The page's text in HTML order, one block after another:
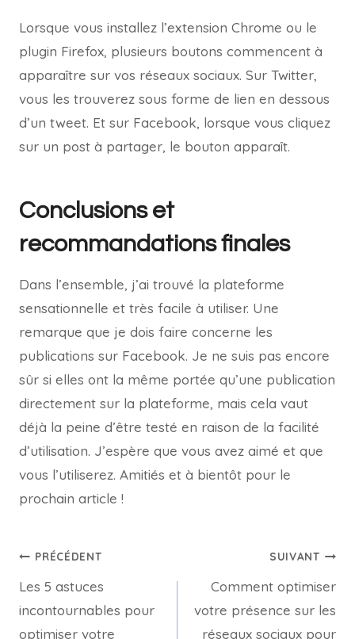
Lorsque vous installez l’extension Chrome ou le
plugin Firefox, plusieurs boutons commencent à
apparaître sur vos réseaux sociaux. Sur Twitter,
vous les trouverez sous forme de lien en dessous
d’un tweet. Et sur Facebook, lorsque vous cliquez
sur un post à partager, le bouton apparaît.
Conclusions et
recommandations finales
Dans l’ensemble, j’ai trouvé la plateforme
sensationnelle et très facile à utiliser. Une
remarque que je dois faire concerne les
publications sur Facebook. Je ne suis pas encore
sûr si elles ont la même portée qu’une publication
directement sur la plateforme, mais cela vaut
déjà la peine d’être testé en raison de la facilité
d’utilisation. J’espère que vous avez aimé et que
vous l’utiliserez. Amitiés et à bientôt pour le
prochain article !
PRÉCÉDENT
Les 5 astuces
incontournables pour
optimiser votre
SUIVANT
Comment optimiser
votre présence sur les
réseaux sociaux pour